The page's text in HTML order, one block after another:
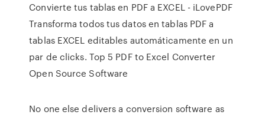
Convierte tus tablas en PDF a EXCEL - iLovePDF
Transforma todos tus datos en tablas PDF a
tablas EXCEL editables automáticamente en un
par de clicks. Top 5 PDF to Excel Converter
Open Source Software
No one else delivers a conversion software as